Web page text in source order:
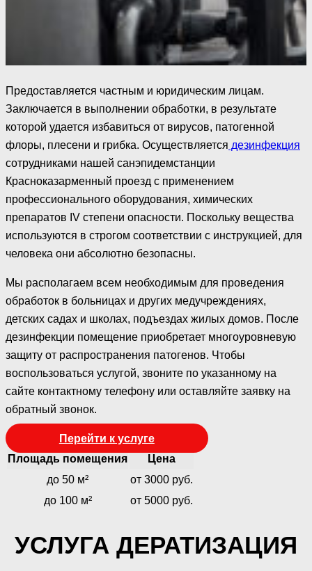
Предоставляется частным и юридическим лицам.
Заключается в выполнении обработки, в результате
которой удается избавиться от вирусов, патогенной
флоры, плесени и грибка. Осуществляется дезинфекция
сотрудниками нашей санэпидемстанции
Красноказарменный проезд с применением
профессионального оборудования, химических
препаратов IV степени опасности. Поскольку вещества
используются в строгом соответствии с инструкцией, для
человека они абсолютно безопасны.
Мы располагаем всем необходимым для проведения
обработок в больницах и других медучреждениях,
детских садах и школах, подъездах жилых домов. После
дезинфекции помещение приобретает многоуровневую
защиту от распространения патогенов. Чтобы
воспользоваться услугой, звоните по указанному на
сайте контактному телефону или оставляйте заявку на
обратный звонок.
Перейти к услуге
Площадь помещения
Цена
до 50 м²
от 3000 руб.
до 100 м²
от 5000 руб.
УСЛУГА ДЕРАТИЗАЦИЯ